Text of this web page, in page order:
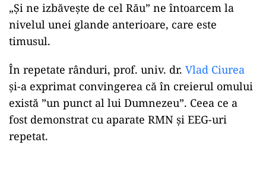
„Şi ne izbăveşte de cel Rău” ne întoarcem la
nivelul unei glande anterioare, care este
timusul.
În repetate rânduri, prof. univ. dr. Vlad Ciurea
și-a exprimat convingerea că în creierul omului
există ”un punct al lui Dumnezeu”. Ceea ce a
fost demonstrat cu aparate RMN și EEG-uri
repetat.